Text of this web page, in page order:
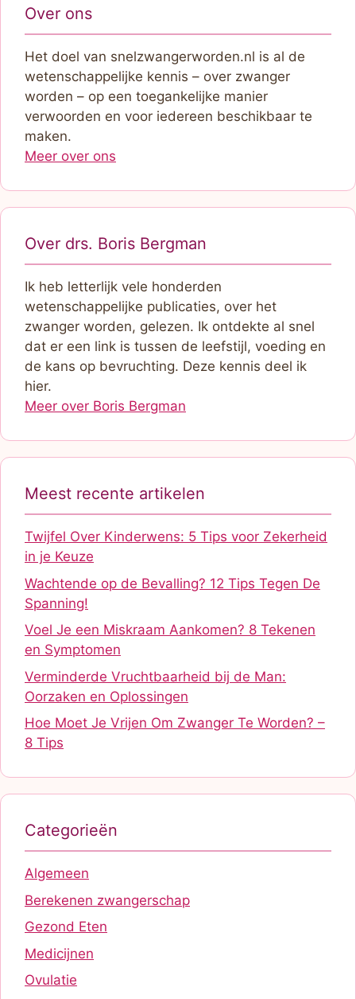
Over ons
Het doel van snelzwangerworden.nl is al de
wetenschappelijke kennis – over zwanger
worden – op een toegankelijke manier
verwoorden en voor iedereen beschikbaar te
maken.
Meer over ons
Over drs. Boris Bergman
Ik heb letterlijk vele honderden
wetenschappelijke publicaties, over het
zwanger worden, gelezen. Ik ontdekte al snel
dat er een link is tussen de leefstijl, voeding en
de kans op bevruchting. Deze kennis deel ik
hier.
Meer over Boris Bergman
Meest recente artikelen
Twijfel Over Kinderwens: 5 Tips voor Zekerheid
in je Keuze
Wachtende op de Bevalling? 12 Tips Tegen De
Spanning!
Voel Je een Miskraam Aankomen? 8 Tekenen
en Symptomen
Verminderde Vruchtbaarheid bij de Man:
Oorzaken en Oplossingen
Hoe Moet Je Vrijen Om Zwanger Te Worden? –
8 Tips
Categorieën
Algemeen
Berekenen zwangerschap
Gezond Eten
Medicijnen
Ovulatie